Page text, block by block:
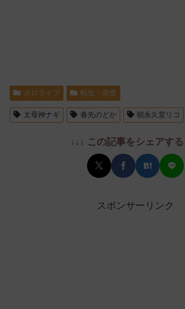
ホロライブ 転生・前世
太母神ナギ 春先のどか 朝永久堂リコ
↓↓↓ この記事をシェアする
スポンサーリンク